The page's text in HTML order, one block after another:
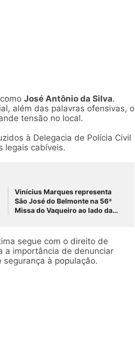
José Antônio da Silva.
além das palavras ofensivas, o
tensão no local.
à Delegacia de Polícia Civil
legais cabíveis.
Vinícius Marques representa
São José do Belmonte na 56ª
Missa do Vaqueiro ao lado da
segue com o direito de
a importância de denunciar
à população.